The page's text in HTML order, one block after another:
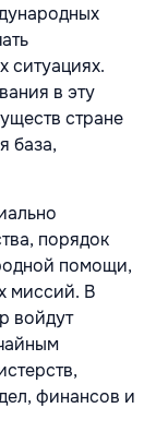
ситуациях.
в эту
стране
база,
порядок
помощи,
миссий. В
войдут
финансов и